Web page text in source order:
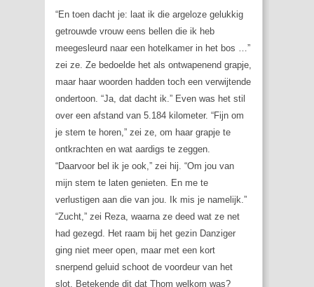
“En toen dacht je: laat ik die argeloze gelukkig
getrouwde vrouw eens bellen die ik heb
meegesleurd naar een hotelkamer in het bos …”
zei ze. Ze bedoelde het als ontwapenend grapje,
maar haar woorden hadden toch een verwijtende
ondertoon. “Ja, dat dacht ik.” Even was het stil
over een afstand van 5.184 kilometer. “Fijn om
je stem te horen,” zei ze, om haar grapje te
ontkrachten en wat aardigs te zeggen.
“Daarvoor bel ik je ook,” zei hij. “Om jou van
mijn stem te laten genieten. En me te
verlustigen aan die van jou. Ik mis je namelijk.”
“Zucht,” zei Reza, waarna ze deed wat ze net
had gezegd. Het raam bij het gezin Danziger
ging niet meer open, maar met een kort
snerpend geluid schoot de voordeur van het
slot. Betekende dit dat Thom welkom was?